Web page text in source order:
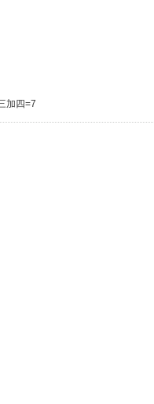
加四=7